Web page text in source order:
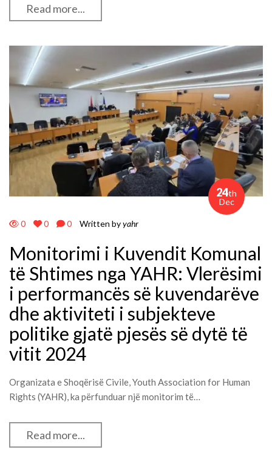
Read more...
24th
Dec
0 0 0 Written byyahr
Monitorimi i Kuvendit Komunal
të Shtimes nga YAHR: Vlerësimi
i performancës së kuvendarëve
dhe aktiviteti i subjekteve
politike gjatë pjesës së dytë të
vitit 2024
Organizata e Shoqërisë Civile, Youth Association for Human
Rights (YAHR), ka përfunduar një monitorim të…
Read more...